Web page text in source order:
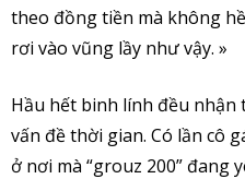
theo đồng tiền mà không
rơi vào vũng lầy như vậy. »
Hầu hết binh lính đều nhận
vấn đề thời gian. Có lần cô
ở nơi mà “grouz 200” đang